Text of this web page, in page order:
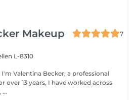
Makeup
7
L-8310